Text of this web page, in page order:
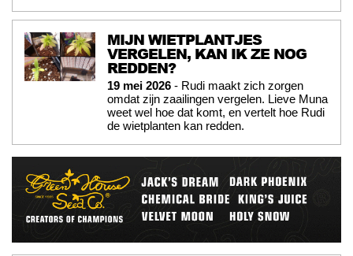
MIJN WIETPLANTJES
VERGELEN, KAN IK ZE NOG
REDDEN?
19 mei 2026 - Rudi maakt zich zorgen
omdat zijn zaailingen vergelen. Lieve Muna
weet wel hoe dat komt, en vertelt hoe Rudi
de wietplanten kan redden.